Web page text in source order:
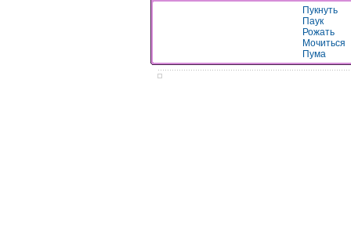
Пукнуть
Паук
Рожать
Мочиться
Пума